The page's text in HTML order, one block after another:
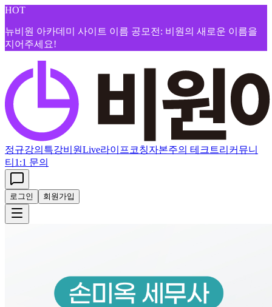
HOT
뉴비원 아카데미 사이트 이름 공모전: 비원의 새로운 이름을
지어주세요!
정규강의 특강비원Live라이프코칭자본주의 테크트리 커뮤니
티 1:1 문의
로그인 회원가입